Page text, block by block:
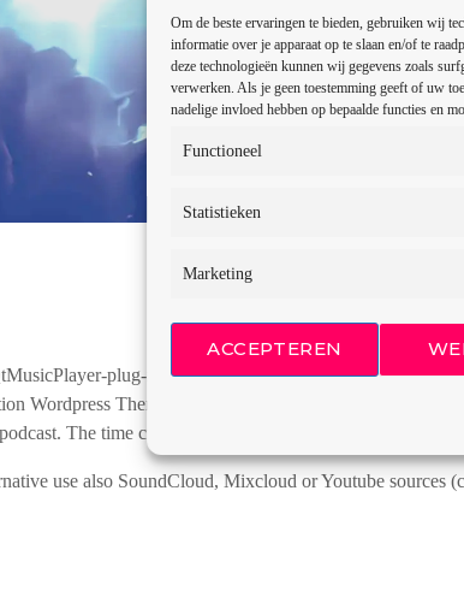
Om de beste ervaringen te bieden, gebruiken wij
informatie over je apparaat op te slaan en/of te
deze technologieën kunnen wij gegevens zoals
verwerken. Als je geen toestemming geeft of uw
nadelige invloed hebben op bepaalde functies en
Functioneel
Statistieken
Marketing
ACCEPTEREN
mic
plug-in
Wordpress Theme allows you to create
The time cues can be clicked to link that specific
use also SoundCloud, Mixcloud or Youtube sources